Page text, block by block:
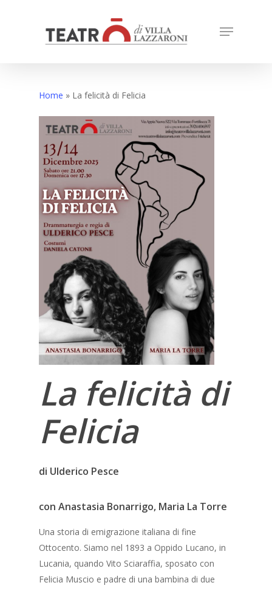
Menu
Home » La felicità di Felicia
La felicità di
Felicia
di Ulderico Pesce
con Anastasia Bonarrigo, Maria La Torre
Una storia di emigrazione italiana di fine
Ottocento. Siamo nel 1893 a Oppido Lucano, in
Lucania, quando Vito Sciaraffia, sposato con
Felicia Muscio e padre di una bambina di due